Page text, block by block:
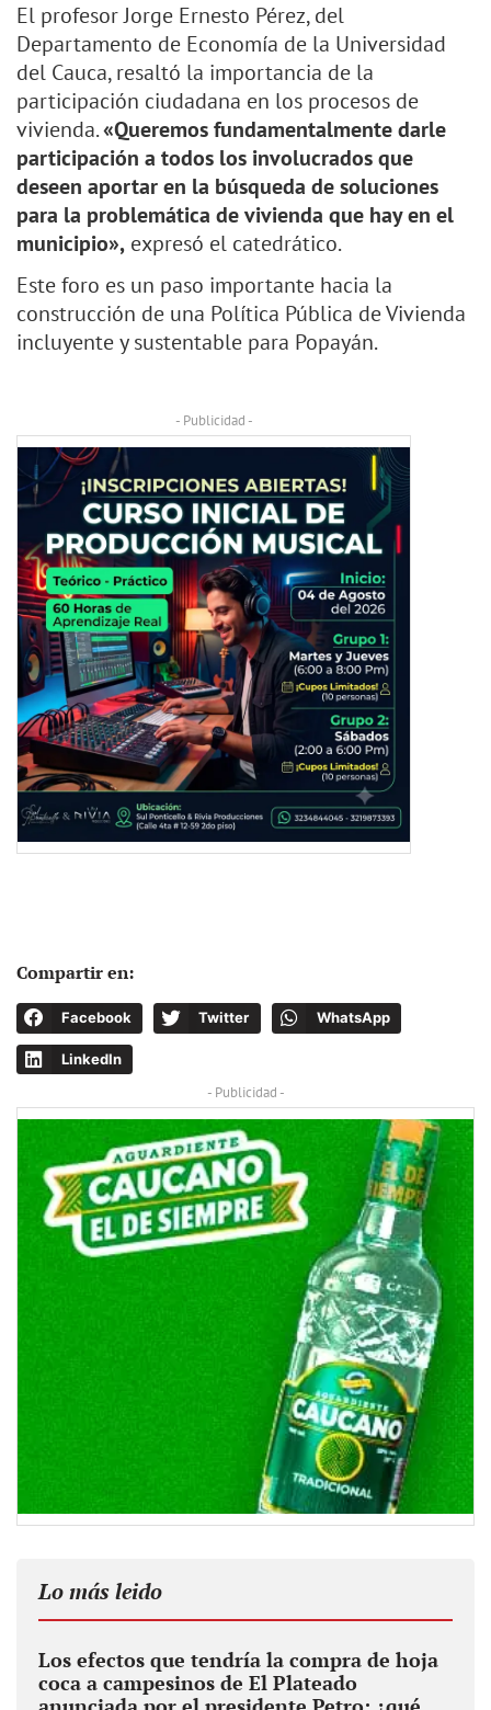
El profesor Jorge Ernesto Pérez, del
Departamento de Economía de la Universidad
del Cauca, resaltó la importancia de la
participación ciudadana en los procesos de
vivienda.«Queremos fundamentalmente darle
participación a todos los involucrados que
deseen aportar en la búsqueda de soluciones
para la problemática de vivienda que hay en el
municipio», expresó el catedrático.
Este foro es un paso importante hacia la
construcción de una Política Pública de Vivienda
incluyente y sustentable para Popayán.
- Publicidad -
Compartir en:
Facebook Twitter WhatsApp
LinkedIn
- Publicidad -
Lo más leido
Los efectos que tendría la compra de hoja
coca a campesinos de El Plateado